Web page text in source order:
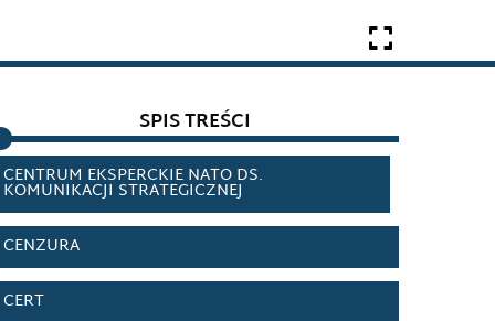
SPIS TREŚCI
CENTRUM DOSKONALENIA OBRONY PRZED
CYBERATAKAMI
CENTRUM EKSPERCKIE NATO DS.
KOMUNIKACJI STRATEGICZNEJ
CENZURA
CERT